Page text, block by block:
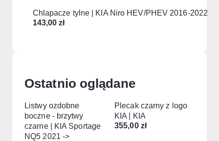
Chlapacze tylne | KIA Niro HEV/PHEV 2016-2022
143,00zł
Ostatnio oglądane
Listwy ozdobne
boczne - brzytwy
czarne | KIA Sportage
NQ5 2021 ->
Plecak czarny z logo
KIA | KIA
355,00 zł